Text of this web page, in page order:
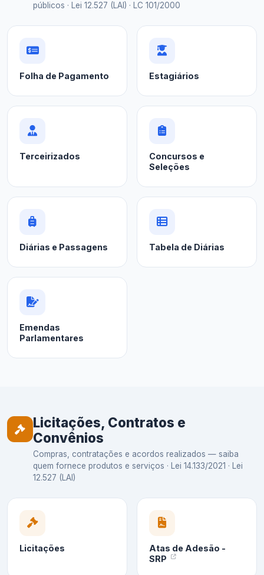
públicos · Lei 12.527 (LAI) · LC 101/2000
Folha de Pagamento Estagiários
Terceirizados
Concursos e
Seleções
Diárias e Passagens Tabela de Diárias
Emendas
Parlamentares
Licitações, Contratos e
Convênios
Compras, contratações e acordos realizados — saiba
quem fornece produtos e serviços · Lei 14.133/2021 · Lei
12.527 (LAI)
Licitações
Atas de Adesão -
SRP